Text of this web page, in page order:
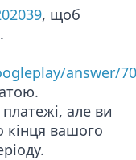
, щоб
answer/
але ви
кінця вашого